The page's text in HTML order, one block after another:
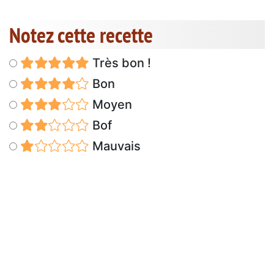
Notez cette recette
Très bon !
Bon
Moyen
Bof
Mauvais